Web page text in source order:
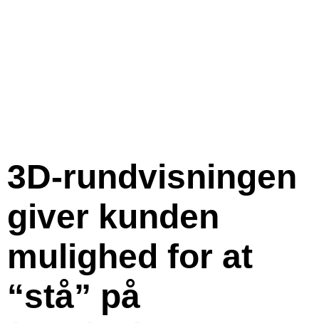
3D-rundvisningen
giver kunden
mulighed for at
“stå” på